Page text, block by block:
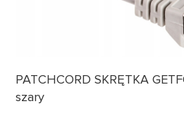
PATCHCORD SKRĘTKA
szary